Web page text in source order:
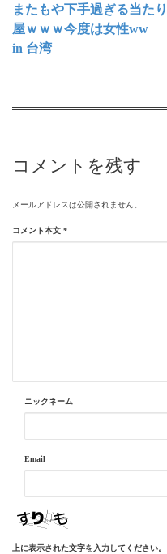
またもや下手過ぎる当たり
屋ｗｗｗ今度は女性ww
in 台湾
コメントを残す
メールアドレスは公開されません。
コメント本文 *
ニックネーム
Email
上に表示された文字を入力してください。